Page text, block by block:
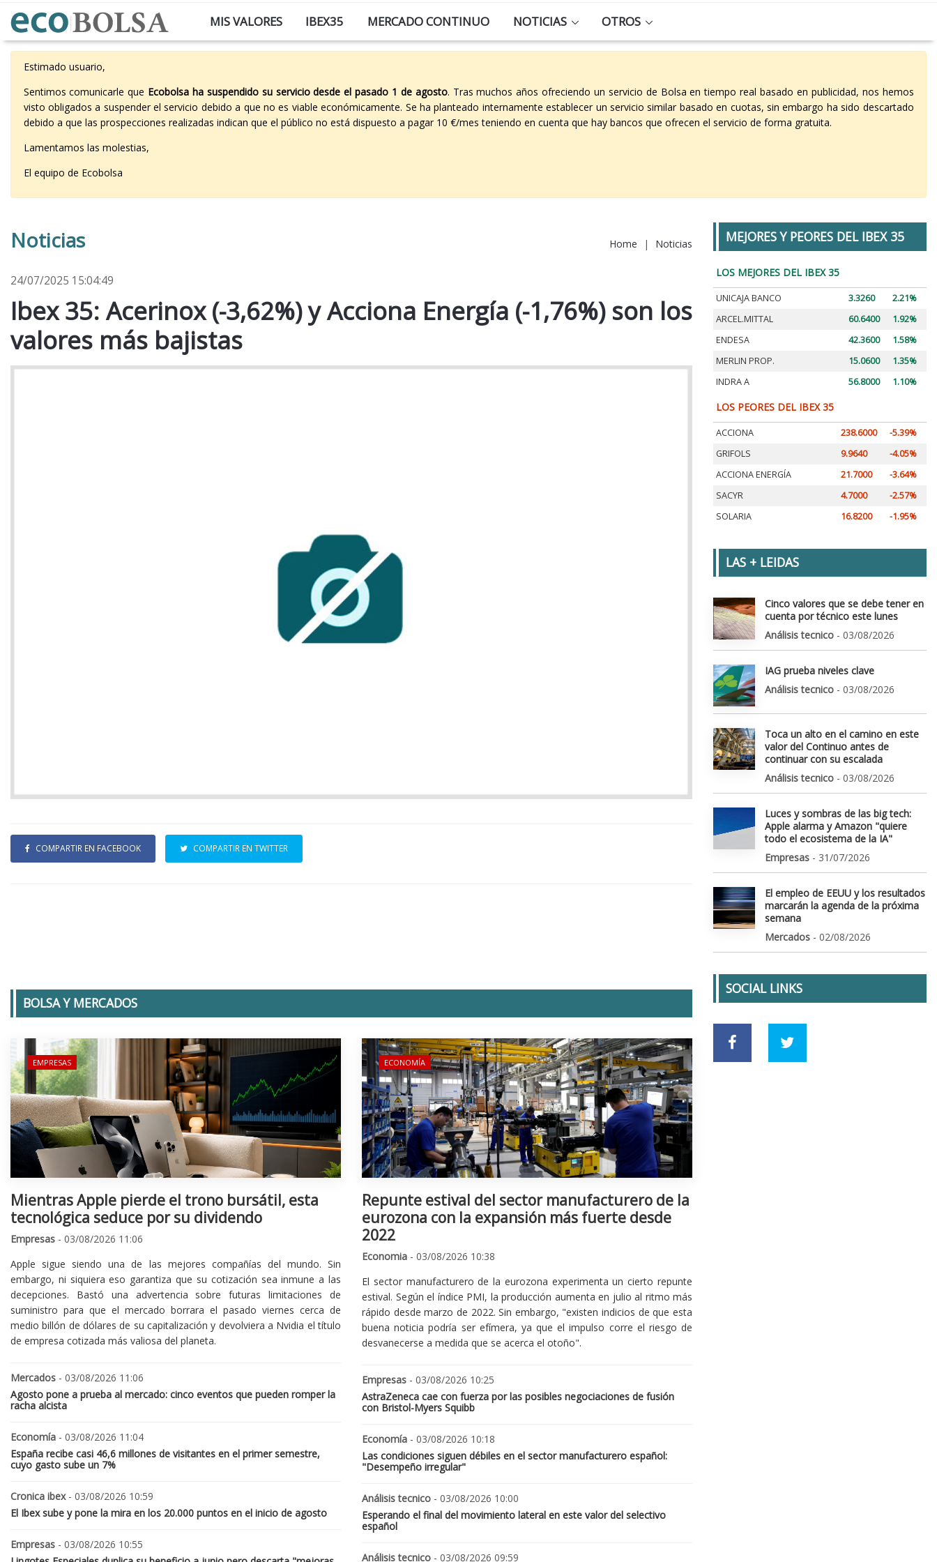
MIS VALORES IBEX35 MERCADO CONTINUO NOTICIAS OTROS
Estimado usuario,
Sentimos comunicarle que Ecobolsa ha suspendido su servicio desde el pasado 1 de agosto. Tras muchos años ofreciendo un servicio de Bolsa en tiempo real basado en publicidad, nos hemos
visto obligados a suspender el servicio debido a que no es viable económicamente. Se ha planteado internamente establecer un servicio similar basado en cuotas, sin embargo ha sido descartado
debido a que las prospecciones realizadas indican que el público no está dispuesto a pagar 10 €/mes teniendo en cuenta que hay bancos que ofrecen el servicio de forma gratuita.
Lamentamos las molestias,
El equipo de Ecobolsa
Noticias Home | Noticias
24/07/2025 15:04:49
Ibex 35: Acerinox (-3,62%) y Acciona Energía (-1,76%) son los
valores más bajistas
COMPARTIR EN FACEBOOK COMPARTIR EN TWITTER
BOLSA Y MERCADOS
EMPRESAS
Mientras Apple pierde el trono bursátil, esta
tecnológica seduce por su dividendo
Empresas - 03/08/2026 11:06
Apple sigue siendo una de las mejores compañías del mundo. Sin
embargo, ni siquiera eso garantiza que su cotización sea inmune a las
decepciones. Bastó una advertencia sobre futuras limitaciones de
suministro para que el mercado borrara el pasado viernes cerca de
medio billón de dólares de su capitalización y devolviera a Nvidia el título
de empresa cotizada más valiosa del planeta.
Mercados - 03/08/2026 11:06
Agosto pone a prueba al mercado: cinco eventos que pueden romper la
racha alcista
Economía - 03/08/2026 11:04
España recibe casi 46,6 millones de visitantes en el primer semestre,
cuyo gasto sube un 7%
Cronica ibex- 03/08/2026 10:59
El Ibex sube y pone la mira en los 20.000 puntos en el inicio de agosto
Empresas - 03/08/2026 10:55
ECONOMÍA
Repunte estival del sector manufacturero de la
eurozona con la expansión más fuerte desde
2022
Economia - 03/08/2026 10:38
El sector manufacturero de la eurozona experimenta un cierto repunte
estival. Según el índice PMI, la producción aumenta en julio al ritmo más
rápido desde marzo de 2022. Sin embargo, "existen indicios de que esta
buena noticia podría ser efímera, ya que el impulso corre el riesgo de
desvanecerse a medida que se acerca el otoño".
Empresas - 03/08/2026 10:25
AstraZeneca cae con fuerza por las posibles negociaciones de fusión
con Bristol-Myers Squibb
Economía - 03/08/2026 10:18
Las condiciones siguen débiles en el sector manufacturero español:
"Desempeño irregular"
Análisis tecnico - 03/08/2026 10:00
Esperando el final del movimiento lateral en este valor del selectivo
español
Análisis tecnico - 03/08/2026 09:59
MEJORES Y PEORES DEL IBEX 35
LOS MEJORES DEL IBEX 35
UNICAJA BANCO 3.3260
2.21%
ARCEL.MITTAL
60.6400
1.92%
ENDESA
42.3600
1.58%
MERLIN PROP.
15.0600
1.35%
INDRA A
56.8000 1.10%
LOS PEORES DEL IBEX 35
ACCIONA 238.6000
-5.39%
GRIFOLS
9.9640
-4.05%
ACCIONA ENERGÍA
21.7000
-3.64%
SACYR
4.7000
-2.57%
SOLARIA
16.8200 -1.95%
LAS + LEIDAS
Cinco valores que se debe tener en
cuenta por técnico este lunes
Análisis tecnico - 03/08/2026
IAG prueba niveles clave
Análisis tecnico - 03/08/2026
Toca un alto en el camino en este
valor del Continuo antes de
continuar con su escalada
Análisis tecnico - 03/08/2026
Luces y sombras de las big tech:
Apple alarma y Amazon "quiere
todo el ecosistema de la IA"
Empresas - 31/07/2026
El empleo de EEUU y los resultados
marcarán la agenda de la próxima
semana
Mercados - 02/08/2026
SOCIAL LINKS